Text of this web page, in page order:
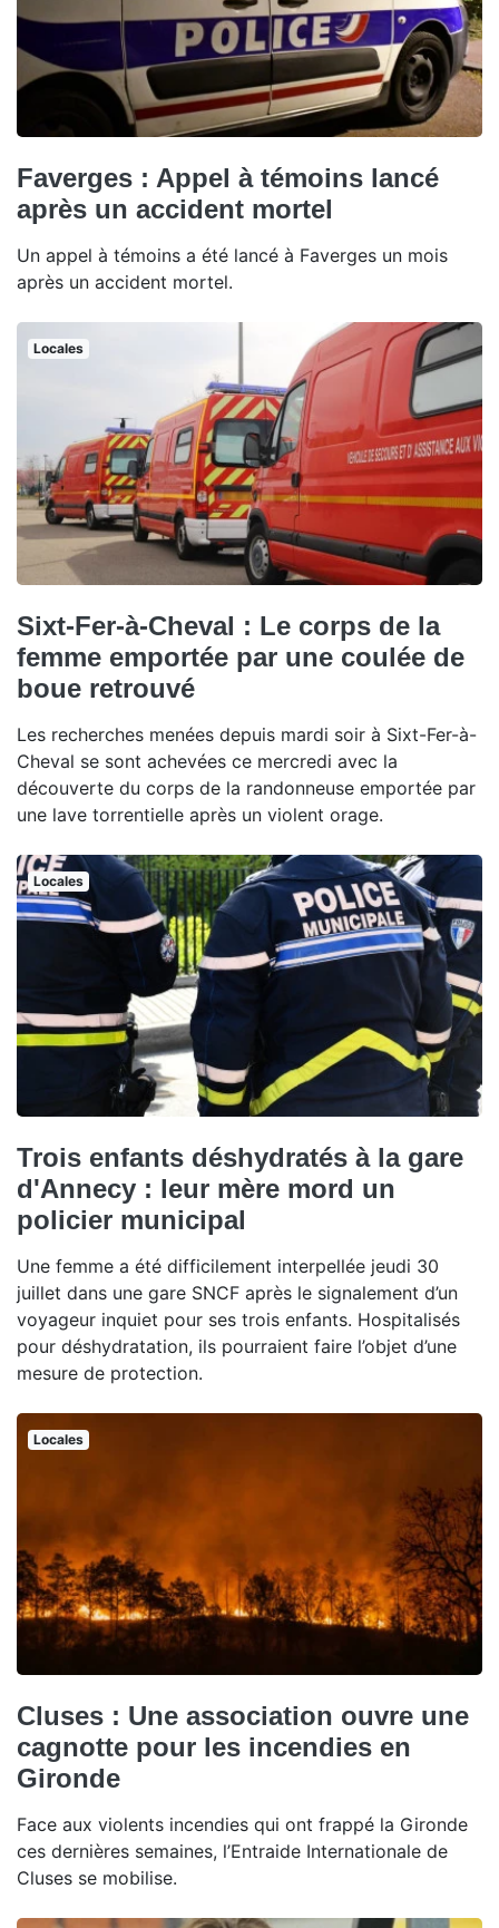
Faverges : Appel à témoins lancé
après un accident mortel
Un appel à témoins a été lancé à Faverges un mois
après un accident mortel.
Locales
Sixt-Fer-à-Cheval : Le corps de la
femme emportée par une coulée de
boue retrouvé
Les recherches menées depuis mardi soir à Sixt-Fer-à-
Cheval se sont achevées ce mercredi avec la
découverte du corps de la randonneuse emportée par
une lave torrentielle après un violent orage.
Locales
Trois enfants déshydratés à la gare
d'Annecy : leur mère mord un
policier municipal
Une femme a été difficilement interpellée jeudi 30
juillet dans une gare SNCF après le signalement d’un
voyageur inquiet pour ses trois enfants. Hospitalisés
pour déshydratation, ils pourraient faire l’objet d’une
mesure de protection.
Locales
Cluses : Une association ouvre une
cagnotte pour les incendies en
Gironde
Face aux violents incendies qui ont frappé la Gironde
ces dernières semaines, l’Entraide Internationale de
Cluses se mobilise.